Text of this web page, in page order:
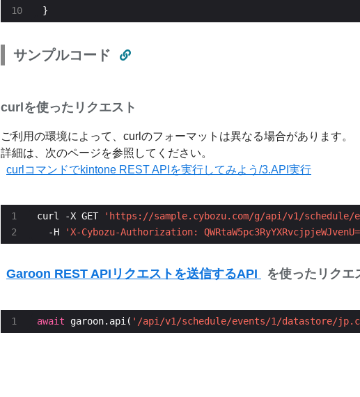
10
}
サンプルコード
curlを使ったリクエスト
ご利用の環境によって、curlのフォーマットは異なる場合があります。
詳細は、次のページを参照してください。
curlコマンドでkintone REST APIを実行してみよう/3.API実行
curl -X GET 'https://sample.cybozu.com/g/api/v1/schedule/
  -H
'X-Cybozu-Authorization:
Garoon REST APIリクエストを送信するAPI を使ったリクエ
await garoon.api( '/api/v1/schedule/events/1/datastore/